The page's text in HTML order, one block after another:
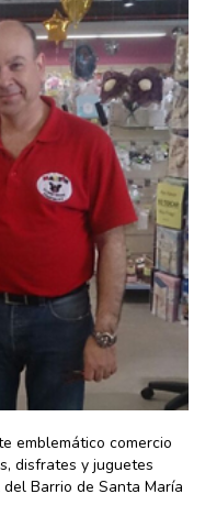
emblemático comercio
disfrates y juguetes
Barrio de Santa María